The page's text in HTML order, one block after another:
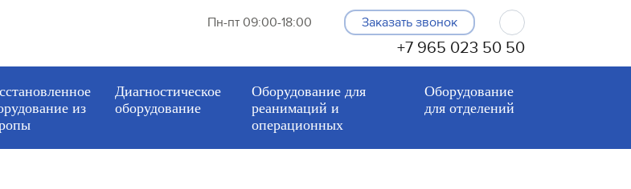
Заказать звонок
Пн-пт 09:00-18:00
+7 965 023 50 50
из
Диагностическое
оборудование
Оборудование для
реанимаций и
операционных
Оборудование
для отделений